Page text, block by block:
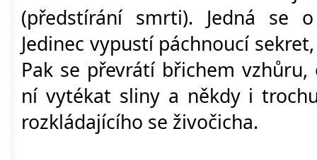
(předstírání smrti). Jedná se
Jedinec vypustí páchnoucí
Pak se převrátí břichem
ní vytékat sliny a někdy i
rozkládajícího se živočicha.